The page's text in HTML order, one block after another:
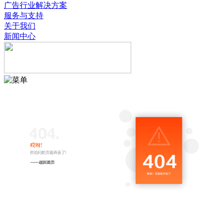
广告行业解决方案
服务与支持
关于我们
新闻中心